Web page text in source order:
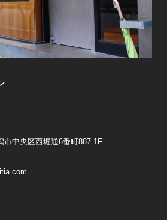
市中央区西堀通6番町887 1F